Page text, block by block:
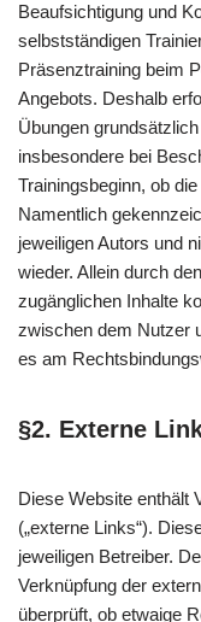
Beaufsichtigung und
selbstständigen
Präsenztraining beim
Angebots. Deshalb
Übungen
insbesondere bei
Trainingsbeginn, ob
Namentlich
jeweiligen Autors und
wieder. Allein durch
zugänglichen Inhalte
zwischen dem Nutzer
es am
§2. Externe
Diese Website enthält
(„externe Links“).
jeweiligen Betreiber.
Verknüpfung der
überprüft, ob etwaige